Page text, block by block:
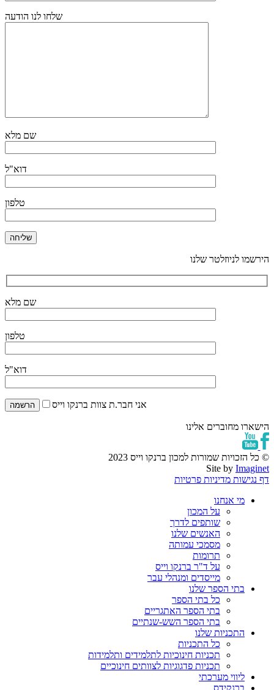
שלחו לנו הודעה
שם מלא
דוא"ל
טלפון
הירשמו לניוזלטר שלנו
שם מלא
טלפון
דוא"ל
אני חבר.ת צוות ברנקו וייס
הישארו מחוברים אלינו
© כל הזכויות שמורות למכון ברנקו וייס 2023
Site by Imaginet
דף נגישות מדיניות פרטיות
מי אנחנו
על המכון
שותפים לדרך
האנשים שלנו
מסמכי עמותה
תרומות
על ד"ר ברנקו וייס
מייסדים ומנהלי עבר
בתי הספר שלנו
כל בתי הספר
בתי הספר האתגריים
בתי הספר השש-שנתיים
התכניות שלנו
כל התכניות
תכניות חינוכיות לתלמידים ותלמידות
תכניות פדגוגיות לצוותים חינוכיים
ליווי מערכתי